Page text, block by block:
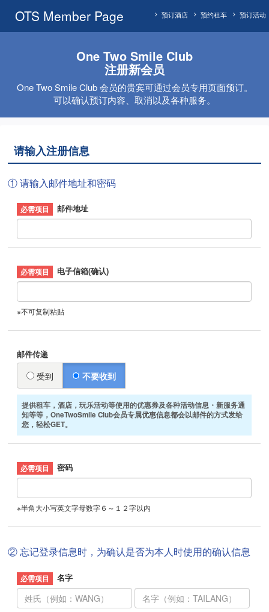
OTS Member Page 预订活动
预约租车
预订酒店
One Two Smile Club
注册新会员
One Two Smile Club 会员的贵宾可通过会员专用页面预订。
可以确认预订内容、取消以及各种服务。
请输入注册信息
① 请输入邮件地址和密码
邮件地址
电子信箱(确认)
※不可复制粘贴
邮件传递
受到 不要收到
提供租车，酒店，玩乐活动等使用的优惠券及各种活动信息・新服务通
知等等，OneTwoSmile Club会员专属优惠信息都会以邮件的方式发给
您，轻松GET。
密码
※半角大小写英文字母数字６～１２字以内
② 忘记登录信息时，为确认是否为本人时使用的确认信息
名字